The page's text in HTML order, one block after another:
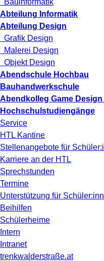
Bauinformatik
Abteilung Informatik
Abteilung Design
Grafik Design
Malerei Design
Objekt Design
Abendschule Hochbau
Bauhandwerkschule
Abendkolleg Game
Hochschulstudiengänge
Service
HTL Kantine
Stellenangebote für
Karriere an der HTL
Sprechstunden
Termine
Unterstützung für
Beihilfen
Schülerheime
Intern
Intranet
trenkwalderstraße.at